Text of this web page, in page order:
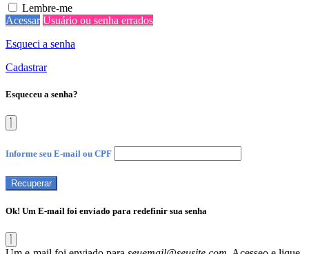
Lembre-me
Acessar Usuário ou senha errados
Esqueci a senha
Cadastrar
Esqueceu a senha?
Informe seu E-mail ou CPF
Recuperar
Ok! Um E-mail foi enviado para redefinir sua senha